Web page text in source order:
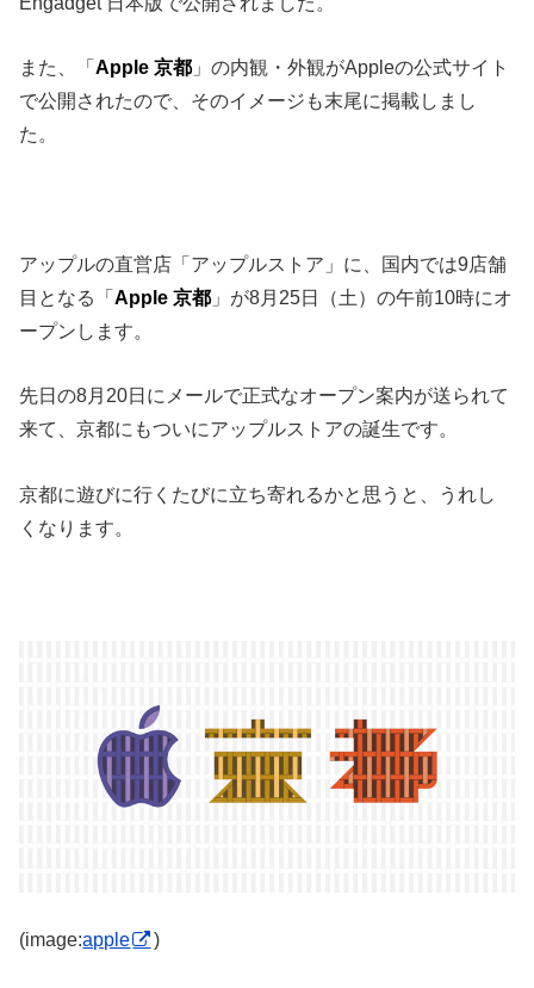
また、「Apple 京都 」の内観・外観がAppleの公式サイト
で公開されたので、そのイメージも末尾に掲載しまし
た。
アップルの直営店「アップルストア」に、国内では9店舗
目となる「Apple 京都 」が8月25日（土）の午前10時にオ
ープンします。
先日の8月20日にメールで正式なオープン案内が送られて
来て、京都にもついにアップルストアの誕生です。
京都に遊びに行くたびに立ち寄れるかと思うと、うれし
くなります。
(image:apple )